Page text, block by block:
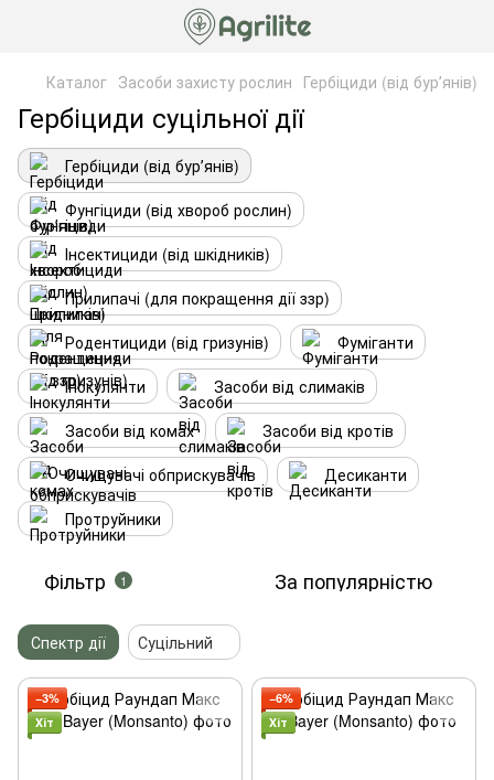
Каталог Засоби захисту рослин Гербіциди (від бурʼянів)
Гербіциди суцільної дії
Гербіциди (від бурʼянів)
Фунгіциди (від хвороб рослин)
Інсектициди (від шкідників)
Прилипачі (для покращення дії ззр)
Родентициди (від гризунів)
Фуміганти
Інокулянти
Засоби від слимаків
Засоби від комах
Засоби від кротів
Очищувачі обприскувачів
Десиканти
Протруйники
Фільтр 1 За популярністю
Спектр дії Суцільний
−3%
Хіт
−6%
Хіт